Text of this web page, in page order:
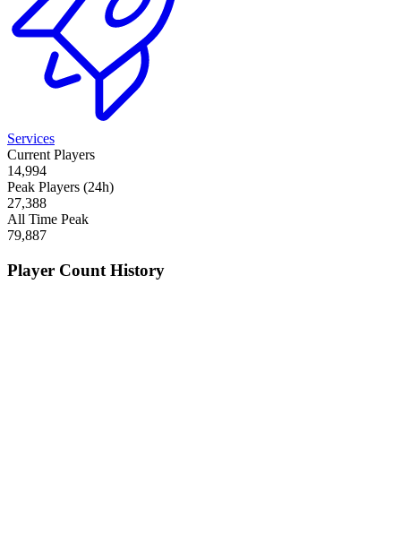
Services
Current Players
14,994
Peak Players (24h)
27,388
All Time Peak
79,887
Player Count History